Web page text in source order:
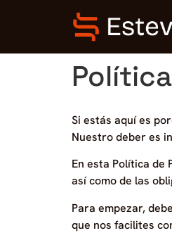
Si estás aquí es
Nuestro deber es
En esta Política
así como de las
Para empezar,
que nos facilites